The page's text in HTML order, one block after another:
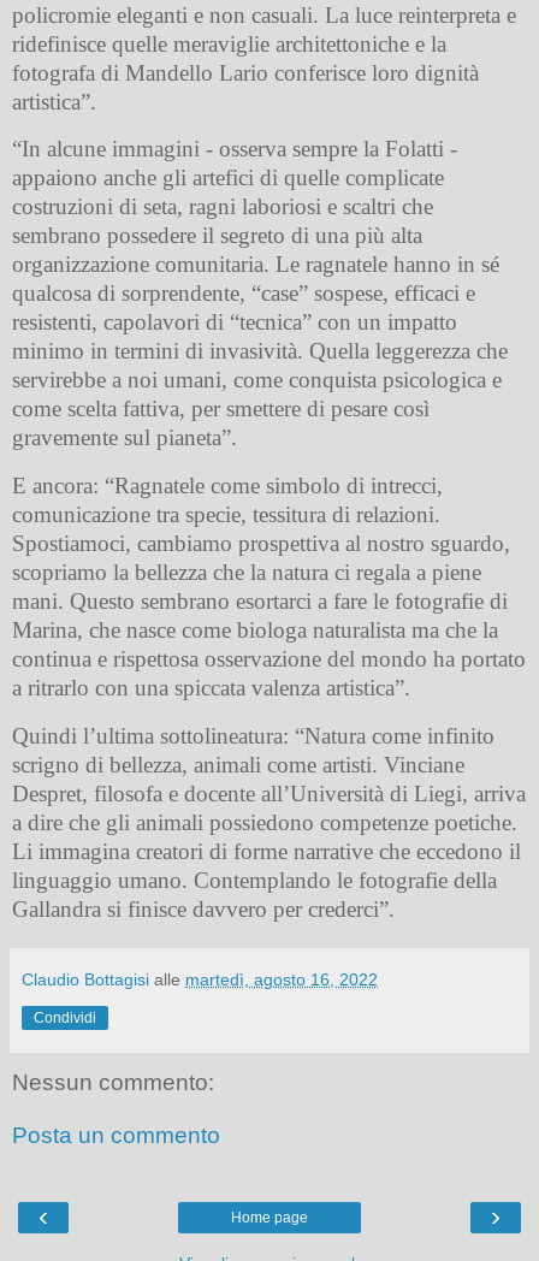
policromie eleganti e non casuali. La luce reinterpreta e
ridefinisce quelle meraviglie architettoniche e la
fotografa di Mandello Lario conferisce loro dignità
artistica”.
“In alcune immagini - osserva sempre la Folatti -
appaiono anche gli artefici di quelle complicate
costruzioni di seta, ragni laboriosi e scaltri che
sembrano possedere il segreto di una più alta
organizzazione comunitaria. Le ragnatele hanno in sé
qualcosa di sorprendente, “case” sospese, efficaci e
resistenti, capolavori di “tecnica” con un impatto
minimo in termini di invasività. Quella leggerezza che
servirebbe a noi umani, come conquista psicologica e
come scelta fattiva, per smettere di pesare così
gravemente sul pianeta”.
E ancora: “Ragnatele come simbolo di intrecci,
comunicazione tra specie, tessitura di relazioni.
Spostiamoci, cambiamo prospettiva al nostro sguardo,
scopriamo la bellezza che la natura ci regala a piene
mani. Questo sembrano esortarci a fare le fotografie di
Marina, che nasce come biologa naturalista ma che la
continua e rispettosa osservazione del mondo ha portato
a ritrarlo con una spiccata valenza artistica”.
Quindi l’ultima sottolineatura: “Natura come infinito
scrigno di bellezza, animali come artisti. Vinciane
Despret, filosofa e docente all’Università di Liegi, arriva
a dire che gli animali possiedono competenze poetiche.
Li immagina creatori di forme narrative che eccedono il
linguaggio umano. Contemplando le fotografie della
Gallandra si finisce davvero per crederci”.
Claudio Bottagisi alle martedì, agosto 16, 2022
Condividi
Nessun commento:
Posta un commento
‹ ›
Home page